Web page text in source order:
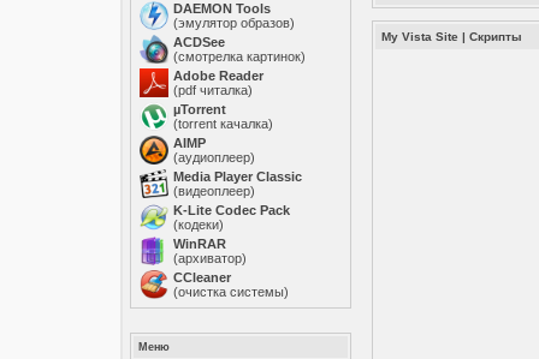
DAEMON Tools
(эмулятор образов)
ACDSee
(смотрелка картинок)
Adobe Reader
(pdf читалка)
µTorrent
(torrent качалка)
AIMP
(аудиоплеер)
Media Player Classic
(видеоплеер)
K-Lite Codec Pack
(кодеки)
WinRAR
(архиватор)
ССleaner
(очистка системы)
Меню
My Vista Site | Скрипты